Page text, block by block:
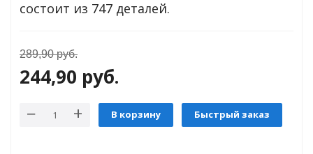
состоит из 747 деталей.
289,90руб.
244,90 руб.
В корзину Быстрый заказ